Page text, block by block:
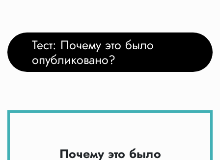
Тест: Почему это было
опубликовано?
Почему это было